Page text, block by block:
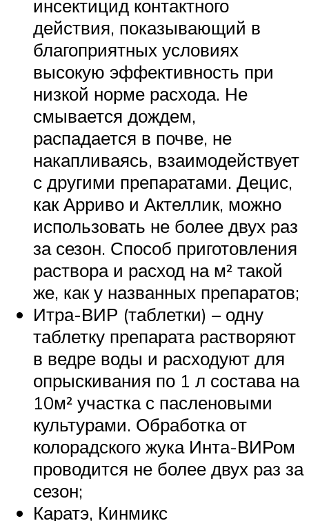
инсектицид контактного
действия, показывающий в
благоприятных условиях
высокую эффективность при
низкой норме расхода. Не
смывается дождем,
распадается в почве, не
накапливаясь, взаимодействует
с другими препаратами. Децис,
как Арриво и Актеллик, можно
использовать не более двух раз
за сезон. Способ приготовления
раствора и расход на м² такой
же, как у названных препаратов;
Итра-ВИР (таблетки) – одну
таблетку препарата растворяют
в ведре воды и расходуют для
опрыскивания по 1 л состава на
10м² участка с пасленовыми
культурами. Обработка от
колорадского жука Инта-ВИРом
проводится не более двух раз за
сезон;
Каратэ, Кинмикс